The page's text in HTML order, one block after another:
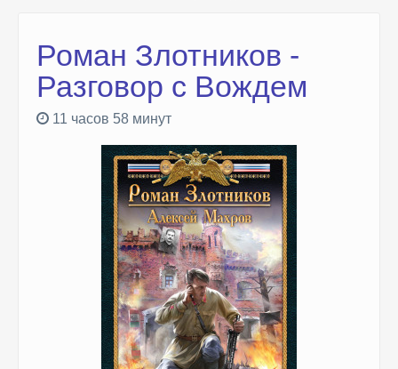
Роман Злотников -
Разговор с Вождем
11 часов 58 минут